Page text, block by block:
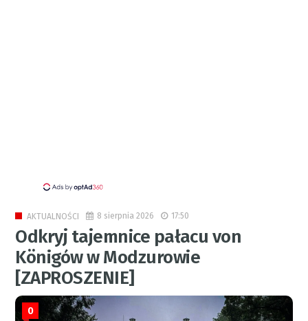
AKTUALNOŚCI 8 sierpnia 2026 17:50
Odkryj tajemnice pałacu von
Königów w Modzurowie
[ZAPROSZENIE]
0